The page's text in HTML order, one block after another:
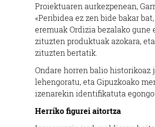
Proiektuaren aurkezpenean,
«Peribidea ez zen bide bakar
eremuak Ordizia bezalako
zituzten produktuak azokara,
zituzten bertatik.
Ondare horren balio historikoaz
lehengoratu, eta Gipuzkoako
izenarekin identifikatuta egongo
Herriko figurei aitortza